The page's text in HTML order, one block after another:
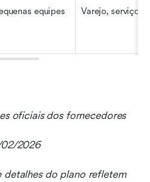
equipes Varejo, serviço
oficiais dos fornecedores
2026
detalhes do plano refletem